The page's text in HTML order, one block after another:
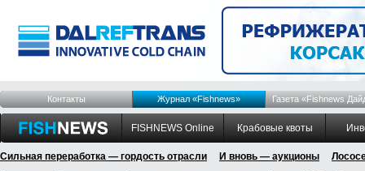
Контакты Журнал «Fishnews» Газета «Fishnews
FISHNEWS Online Крабовые квоты
Сильная переработка — гордость отрасли И вновь — аукционы